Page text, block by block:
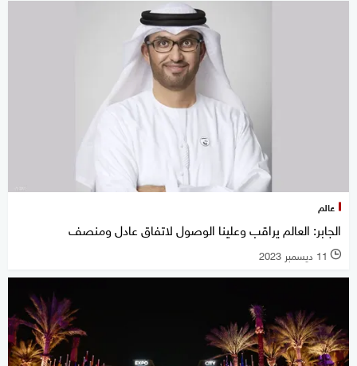
عالم
الجابر: العالم يراقب وعلينا الوصول لاتفاق عادل ومنصف
l 11 ديسمبر 2023